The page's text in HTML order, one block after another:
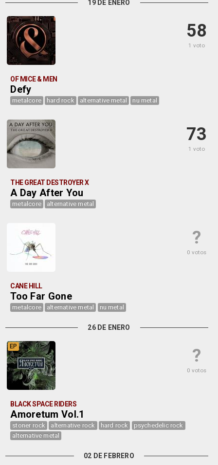
19 DE ENERO
58
1 voto
OF MICE & MEN
Defy
metalcore hard rock alternative metal nu metal
73
1 voto
THE GREAT DESTROYER X
A Day After You
metalcore alternative metal
?
0 votos
CANE HILL
Too Far Gone
metalcore alternative metal nu metal
26 DE ENERO
?
0 votos
EP
BLACK SPACE RIDERS
Amoretum Vol.1
stoner rock alternative rock hard rock
psychedelic rock
alternative metal
02 DE FEBRERO